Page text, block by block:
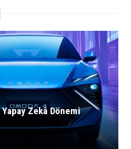
Zekâ Dönemi